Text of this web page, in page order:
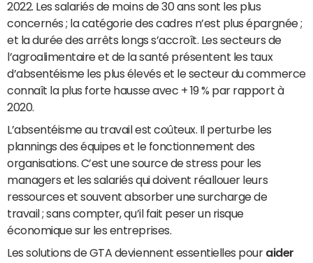
2022. Les salariés de moins de 30 ans sont les plus
concernés ; la catégorie des cadres n’est plus épargnée ;
et la durée des arrêts longs s’accroît. Les secteurs de
l’agroalimentaire et de la santé présentent les taux
d’absentéisme les plus élevés et le secteur du commerce
connaît la plus forte hausse avec + 19 % par rapport à
2020.
L’absentéisme au travail est coûteux. Il perturbe les
plannings des équipes et le fonctionnement des
organisations. C’est une source de stress pour les
managers et les salariés qui doivent réallouer leurs
ressources et souvent absorber une surcharge de
travail ; sans compter, qu’il fait peser un risque
économique sur les entreprises.
Les solutions de GTA deviennent essentielles pour aider